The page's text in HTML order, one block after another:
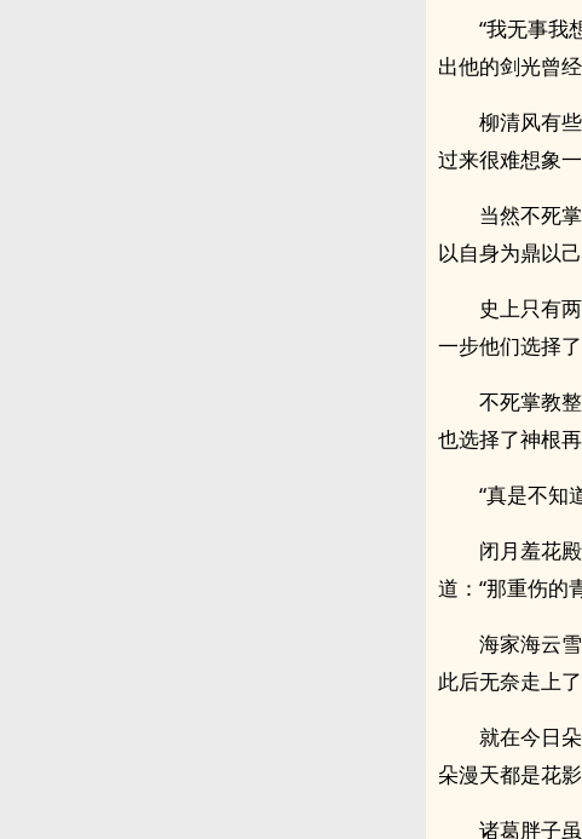
“我无事我
出他的剑光曾
柳清风有
过来很难想象
当然不死
以自身为鼎以
史上只有
一步他们选择
不死掌教
也选择了神根
“真是不知
闭月羞花
道：“那重伤的
海家海云
此后无奈走上
就在今日
朵漫天都是花
诸葛胖子